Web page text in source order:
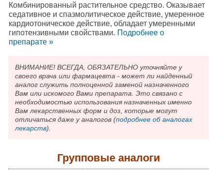
Комбинированный растительное средство. Оказывает
седативное и спазмолитическое действие, умеренное
кардиотоническое действие, обладает умеренными
гипотензивными свойствами. Подробнee о
препарате »
ВНИМАНИЕ! ВСЕГДА, ОБЯЗАТЕЛЬНО уточняйте у
своего врача или фармацевта - может ли найденный
аналог служить полноценной заменой назначенного
Вам или искомого Вами препарата. Это связано с
необходимостью использования назначенных именно
Вам лекарственных форм и доз, которые могут
отличаться даже у аналогов (подробнее об аналогах
лекарств).
Групповые аналоги